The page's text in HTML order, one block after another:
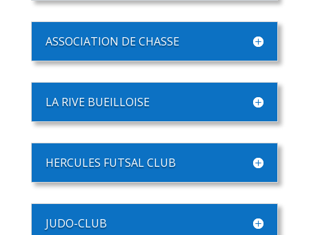
ASSOCIATION DE CHASSE
LA RIVE BUEILLOISE
HERCULES FUTSAL CLUB
JUDO-CLUB